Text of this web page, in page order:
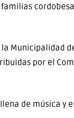
familias
Municipalidad
por el
de música y